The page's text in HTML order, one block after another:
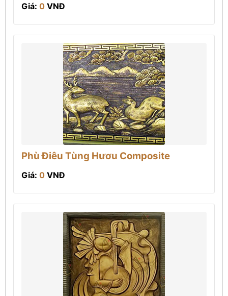
Giá: 0 VNĐ
Phù Điêu Tùng Hươu Composite
Giá: 0 VNĐ